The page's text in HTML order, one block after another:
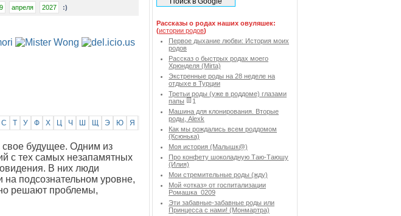
апреля 2027 :)
С Т У Ф Х Ц Ч Ш Щ Э Ю Я
свое будущее. Одним из
с тех самых незапамятных
В них люди
подсознательном уровне,
решают проблемы,
Рассказы о родах наших овуляшек:
(истории родов)
Первое дыхание любви: История моих
родов
Рассказ о быстрых родах моего
Хрюнделя (Mirta)
Экстренные роды на 28 неделе на
отдыхе в Турции
Третьи роды (уже в роддоме) глазами
папы
1
Машина для клонирования. Вторые
роды, Alexk
Как мы рождались всем роддомом
(Ксюнька)
Моя история (Малышк@)
Про конфету шоколадную Таю-Таюшу
(Илия)
Мои стремительные роды (жду)
Мой «отказ» от госпитализации
Ромашка_0209
Эти забавные-забавные роды или
Принцесса с нами! (Монмартра)